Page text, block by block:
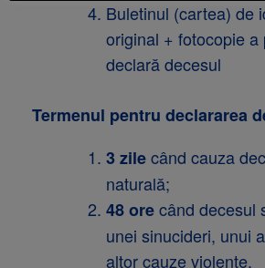
Buletinul (cartea) de
original + fotocopie
declară decesul
Termenul pentru declararea
3 zilecând cauza
naturală;
48 orecând decesul
unei sinucideri, unui
altor cauze violente.